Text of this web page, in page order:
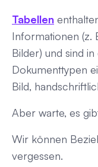
Tabellen
Informationen (z.
Bilder) und sind
Dokumenttypen
Bild,
Aber warte, es
Wir können
vergessen.